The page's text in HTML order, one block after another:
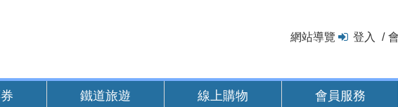
網站導覽 登入
鐵道旅遊 線上購物 會員服務